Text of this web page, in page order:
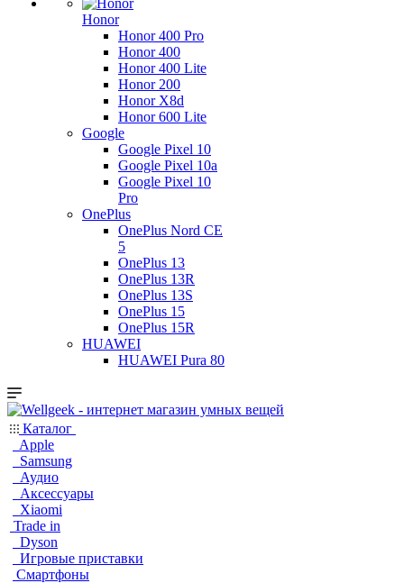
Honor
Honor 400 Pro
Honor 400
Honor 400 Lite
Honor 200
Honor X8d
Honor 600 Lite
Google
Google Pixel 10
Google Pixel 10a
Google Pixel 10
Pro
OnePlus
OnePlus Nord CE
5
OnePlus 13
OnePlus 13R
OnePlus 13S
OnePlus 15
OnePlus 15R
HUAWEI
HUAWEI Pura 80
Каталог
Apple
Samsung
Аудио
Аксессуары
Xiaomi
Trade in
Dyson
Игровые приставки
Смартфоны